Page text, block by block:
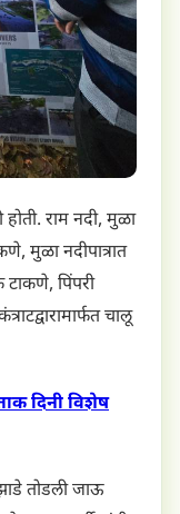
राम नदी, मुळा
मुळा नदीपात्रात
टाकणे, पिंपरी
चालू
दिनी विशेष
तोडली जाऊ